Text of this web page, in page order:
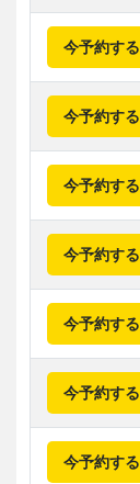
今予約する
今予約する
今予約する
今予約する
今予約する
今予約する
今予約する